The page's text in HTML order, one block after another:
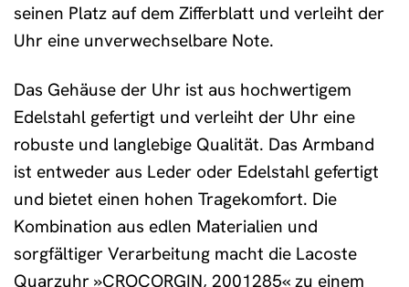
seinen Platz auf dem Zifferblatt und verleiht der
Uhr eine unverwechselbare Note.
Das Gehäuse der Uhr ist aus hochwertigem
Edelstahl gefertigt und verleiht der Uhr eine
robuste und langlebige Qualität. Das Armband
ist entweder aus Leder oder Edelstahl gefertigt
und bietet einen hohen Tragekomfort. Die
Kombination aus edlen Materialien und
sorgfältiger Verarbeitung macht die Lacoste
Quarzuhr »CROCORGIN, 2001285« zu einem